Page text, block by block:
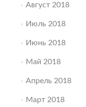
Август 2018
Июль 2018
Июнь 2018
Май 2018
Апрель 2018
Март 2018